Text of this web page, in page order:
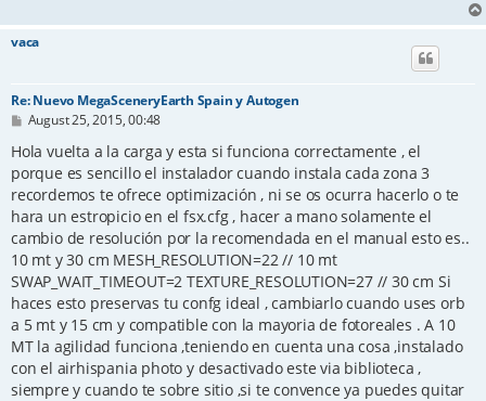
vaca
Re: Nuevo MegaSceneryEarth Spain y Autogen
P
s
August 25, 2015, 00:48
Hola vuelta a la carga y esta si funciona correctamente , el
porque es sencillo el instalador cuando instala cada zona 3
recordemos te ofrece optimización , ni se os ocurra hacerlo o te
hara un estropicio en el fsx.cfg , hacer a mano solamente el
cambio de resolución por la recomendada en el manual esto es..
10 mt y 30 cm MESH_RESOLUTION=22 // 10 mt
SWAP_WAIT_TIMEOUT=2 TEXTURE_RESOLUTION=27 // 30 cm Si
haces esto preservas tu confg ideal , cambiarlo cuando uses orb
a 5 mt y 15 cm y compatible con la mayoria de fotoreales . A 10
MT la agilidad funciona ,teniendo en cuenta una cosa ,instalado
con el airhispania photo y desactivado este via biblioteca ,
siempre y cuando te sobre sitio ,si te convence ya puedes quitar